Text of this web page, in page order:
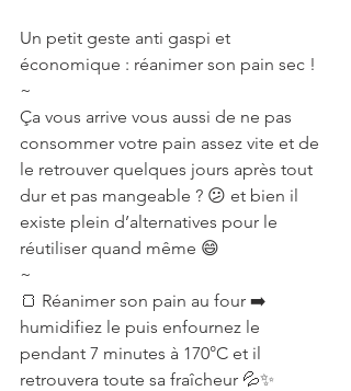
Un petit geste anti gaspi et
économique : réanimer son pain sec !
~
Ça vous arrive vous aussi de ne pas
consommer votre pain assez vite et de
le retrouver quelques jours après tout
dur et pas mangeable ? 😕 et bien il
existe plein d’alternatives pour le
réutiliser quand même 😄
~
🍞 Réanimer son pain au four ➡️
humidifiez le puis enfournez le
pendant 7 minutes à 170°C et il
retrouvera toute sa fraîcheur 💦✨